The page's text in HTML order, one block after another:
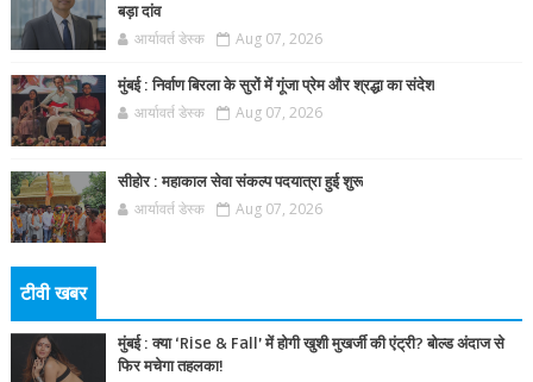
बड़ा दांव
आर्यावर्त डेस्क Aug 07, 2026
मुंबई : निर्वाण बिरला के सुरों में गूंजा प्रेम और श्रद्धा का संदेश
आर्यावर्त डेस्क Aug 07, 2026
सीहोर : महाकाल सेवा संकल्प पदयात्रा हुई शुरू
आर्यावर्त डेस्क Aug 07, 2026
टीवी खबर
मुंबई : क्या ‘Rise & Fall’ में होगी खुशी मुखर्जी की एंट्री? बोल्ड अंदाज से
फिर मचेगा तहलका!